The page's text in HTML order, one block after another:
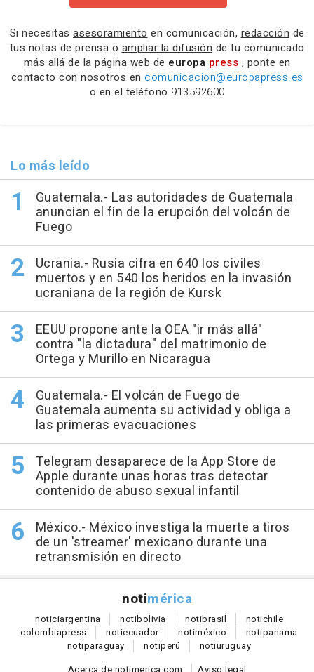
Si necesitas asesoramiento en comunicación, redacción de
tus notas de prensa o ampliar la difusión de tu comunicado
más allá de la página web de europa press , ponte en
contacto con nosotros en comunicacion@europapress.es
o en el teléfono 913592600
Lo más leído
Guatemala.- Las autoridades de Guatemala
anuncian el fin de la erupción del volcán de
Fuego
Ucrania.- Rusia cifra en 640 los civiles
muertos y en 540 los heridos en la invasión
ucraniana de la región de Kursk
EEUU propone ante la OEA "ir más allá"
contra "la dictadura" del matrimonio de
Ortega y Murillo en Nicaragua
Guatemala.- El volcán de Fuego de
Guatemala aumenta su actividad y obliga a
las primeras evacuaciones
Telegram desaparece de la App Store de
Apple durante unas horas tras detectar
contenido de abuso sexual infantil
México.- México investiga la muerte a tiros
de un 'streamer' mexicano durante una
retransmisión en directo
notimérica
noticiargentina notibolivia notibrasil notichile
colombiapress notiecuador notiméxico notipanama
notiparaguay notiperú notiuruguay